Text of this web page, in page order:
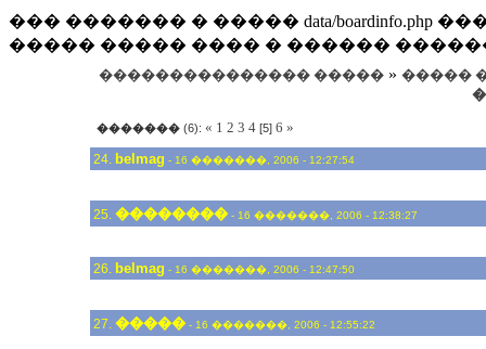
��� ������� � ����� data/
����� ����� ���� � ������
��������������� �����» �����
�������(6): « 1 2 3 4 [5] 6 »
24. belmag - 16 �������, 2006 - 12:27:54
25. ��������- 16 �������, 2006 - 12:38:27
26. belmag - 16 �������, 2006 - 12:47:50
27. �����- 16 �������, 2006 - 12:55:22